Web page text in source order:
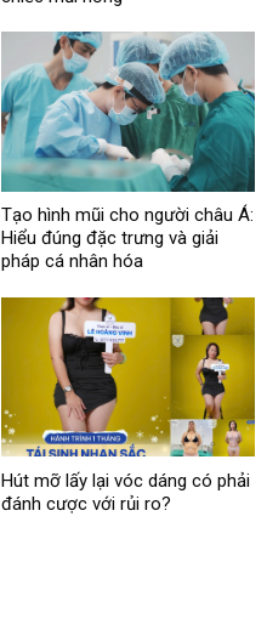
Tạo hình mũi cho người châu Á:
Hiểu đúng đặc trưng và giải
pháp cá nhân hóa
Hút mỡ lấy lại vóc dáng có phải
đánh cược với rủi ro?